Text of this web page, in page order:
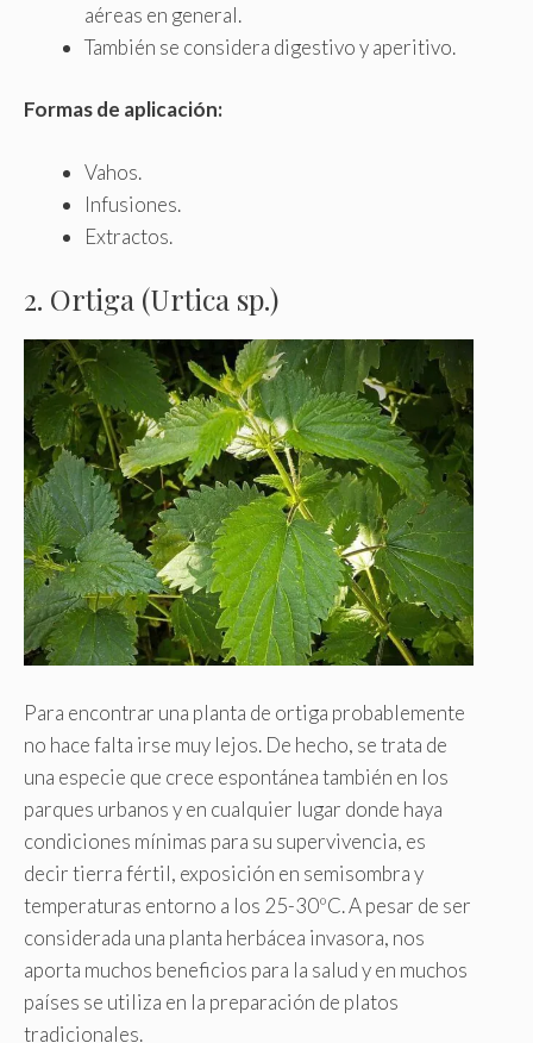
aéreas en general.
También se considera digestivo y aperitivo.
Formas de aplicación:
Vahos.
Infusiones.
Extractos.
2. Ortiga (Urtica sp.)
Para encontrar una planta de ortiga probablemente
no hace falta irse muy lejos. De hecho, se trata de
una especie que crece espontánea también en los
parques urbanos y en cualquier lugar donde haya
condiciones mínimas para su supervivencia, es
decir tierra fértil, exposición en semisombra y
temperaturas entorno a los 25-30ºC. A pesar de ser
considerada una planta herbácea invasora, nos
aporta muchos beneficios para la salud y en muchos
países se utiliza en la preparación de platos
tradicionales.